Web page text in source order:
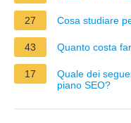
27 Cosa studiare
43 Quanto costa
17
Quale dei
piano SEO?